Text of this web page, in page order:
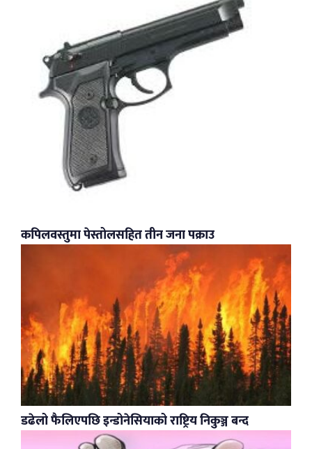
कपिलवस्तुमा पेस्तोलसहित तीन जना पक्राउ
डढेलो फैलिएपछि इन्डोनेसियाको राष्ट्रिय निकुञ्ज बन्द